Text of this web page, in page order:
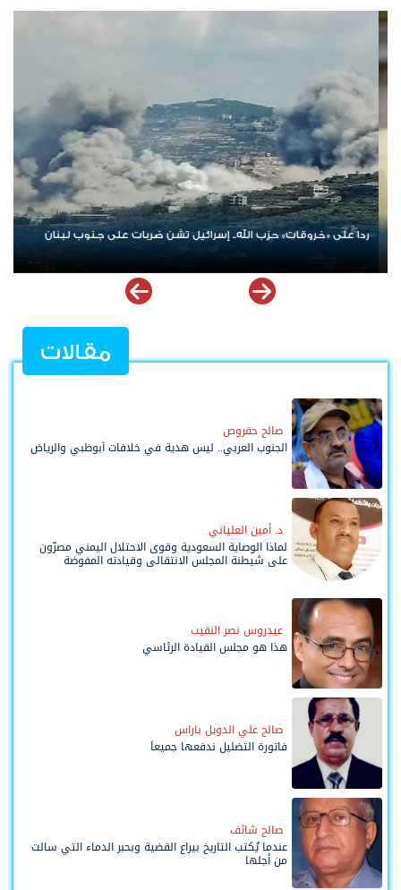
الإمارات ترسخ دعم الموهوبين والمبدعين العرب عبر مبادرات نوعية
مقالات
صالح حقروص
الجنوب العربي.. ليس هدية في خلافات أبوظبي والرياض
د. أمين العلياني
لماذا الوصاية السعودية وقوى الاحتلال اليمني مصرّون
على شيطنة المجلس الانتقالي وقيادته المفوضة
عيدروس نصر النقيب
هذا هو مجلس القيادة الرئاسي
صالح علي الدويل باراس
فاتورة التضليل ندفعها جميعاً
صالح شائف
عندما يُكتب التاريخ بيراع القضية وبحبر الدماء التي سالت
من أجلها